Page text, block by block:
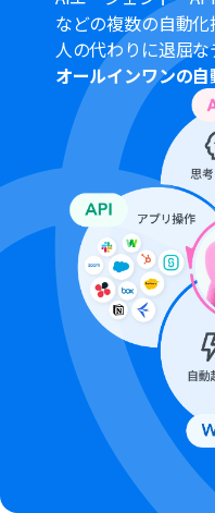
とYoomを連携して
Microsoft365（旧
般法人向けプラン（
般法人向けプランに
する可能性がありま
分岐はミニプラン以
（オペレーション）
合は設定しているフ
ーとなりますので
ミニプランなどの有
を行うことが可能で
アプリや機能（オペ
ます。
トリガーは5分、10
間隔を選択できます
プランによって最短
ください。
などの複数の自動化
人の代わりに退屈
オールインワンの